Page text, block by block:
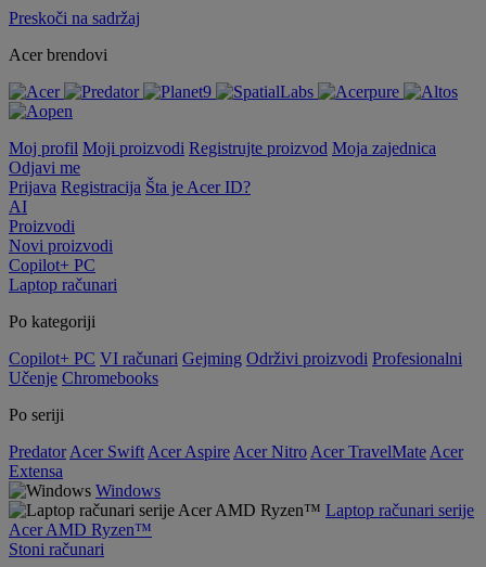
Preskoči na sadržaj
Acer brendovi
Moj profil Moji proizvodi Registrujte proizvod Moja zajednica
Odjavi me
Prijava Registracija Šta je Acer ID?
AI
Proizvodi
Novi proizvodi
Copilot+ PC
Laptop računari
Po kategoriji
Copilot+ PC VI računari Gejming Održivi proizvodi Profesionalni
Učenje Chromebooks
Po seriji
Predator Acer Swift Acer Aspire Acer Nitro Acer TravelMate Acer
Extensa
Windows
Laptop računari serije
Acer AMD Ryzen™
Stoni računari